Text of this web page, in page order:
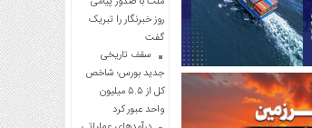
روز خبرنگار را تبریک
گفت
سقف تاریخی
جدید بورس؛ شاخص
کل از ۵.۵ میلیون
واحد عبور کرد